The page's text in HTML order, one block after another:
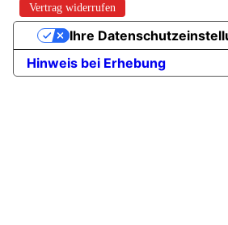
Vertrag widerrufen
Hinweis bei Erhebung
Ihre